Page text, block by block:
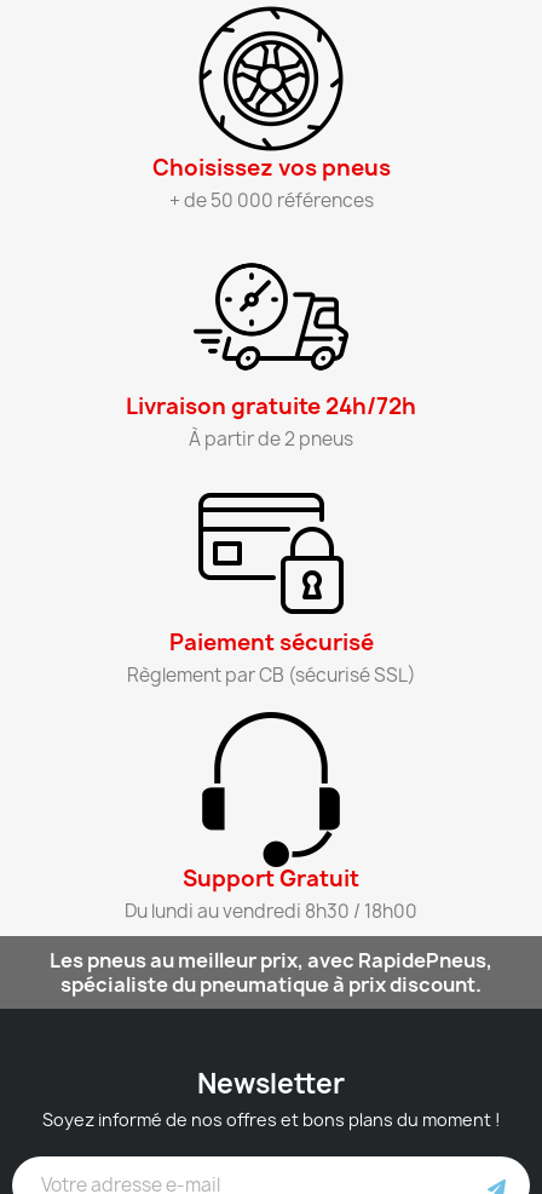
Choisissez vos pneus​
+ de 50 000 références
Livraison gratuite 24h/72h​
À partir de 2 pneus​
Paiement sécurisé​
Règlement par CB (sécurisé SSL)​
Support Gratuit​
Du lundi au vendredi 8h30 / 18h00​
Les pneus au meilleur prix, avec RapidePneus,
spécialiste du pneumatique à prix discount.
Newsletter
Soyez informé de nos offres et bons plans du moment !